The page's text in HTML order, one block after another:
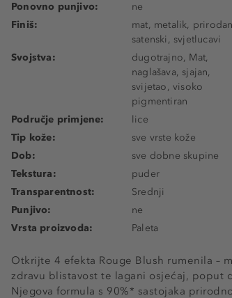
Otkrijte 4 efekta Rouge Blush rumenila –
zdravu blistavost te lagani osjećaj, poput
Njegova formula s 90%* sastojaka
Ponovno punjivo:
ne
Finiš:
mat, metalik,
satenski, svjetlucavi
Svojstva:
dugotrajno, Mat,
naglašava, sjajan,
svijetao, visoko
pigmentiran
Područje primjene:
lice
Tip kože:
sve vrste kože
Dob:
sve dobne skupine
Tekstura:
puder
Transparentnost:
Srednji
Punjivo:
ne
Vrsta proizvoda:
Paleta